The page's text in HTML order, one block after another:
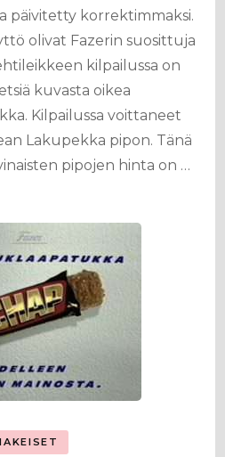
päivitetty korrektimmaksi.
olivat Fazerin suosittuja
kilpailussa on
kuvasta oikea
Kilpailussa voittaneet
Lakupekka pipon. Tänä
pipojen hinta on …